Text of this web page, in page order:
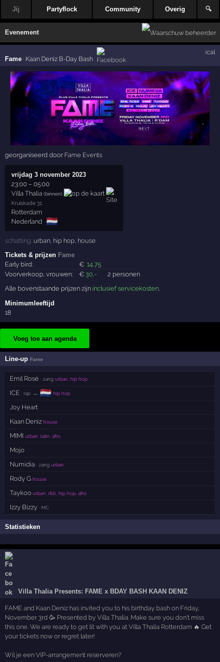
Jij Partyflock Community Overig 🔍
Evenement
Fame · Kaan Deniz B-Day Bash
ical
georganiseerd door Fame Events
vrijdag 3 november 2023
23:00 –05:00
Villa Thalia (binnen)
Kruiskade 31
Rotterdam
Nederland
🇳🇱
schatting: urban hip hop house
Tickets & prijzen Fame
Early bird:
€ 14,75
Voorverkoop, vrouwen:
€ 30,-
2 personen
Alle bovenstaande prijzen zijn inclusief servicekosten.
Minimumleeftijd
18
Voeg toe aan agenda
Line-upFame
Emil Rosé · zang urban, hip hop
ICE · rap → 🇳🇱 hip hop
Joy Heart
Kaan Deniz house
MIMI urban, latin, afro
Mojo
Numidia · zang urban
Rody G house
Taykoo urban, r&b, hip hop, afro
Izzy Bizzy · MC
Statistieken
Villa Thalia Presents: FAME x BDAY BASH KAAN DENIZ
FAME and Kaan Deniz has invited you to his birthday bash on Friday,
November 3rd 🥳 Presented by Villa Thalia. Make sure you don’t miss
this one. We are ready to get lit with you at Villa Thalia Rotterdam 🔥 Get
your tickets now or regret later!
Wil je een VIP-arrangement reserveren?